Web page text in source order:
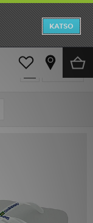
KATSO
Suodata